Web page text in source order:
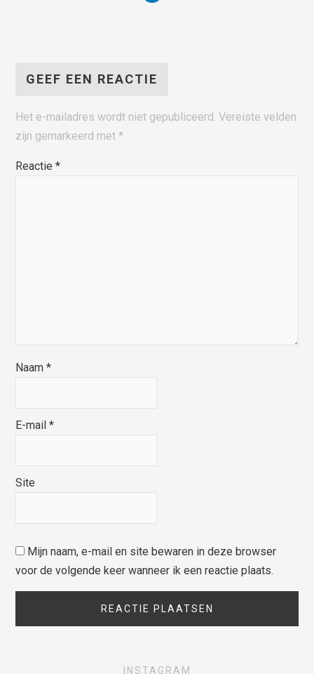
GEEF EEN REACTIE
Het e-mailadres wordt niet gepubliceerd. Vereiste velden
zijn gemarkeerd met*
Reactie*
Naam*
E-mail*
Site
Mijn naam, e-mail en site bewaren in deze browser
voor de volgende keer wanneer ik een reactie plaats.
INSTAGRAM